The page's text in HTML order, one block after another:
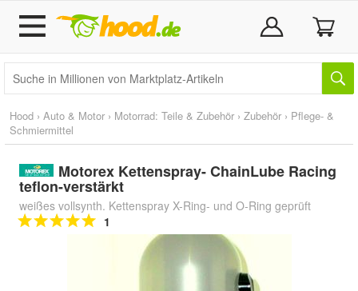
Hood › Auto & Motor › Motorrad: Teile & Zubehör › Zubehör › Pflege- &
Schmiermittel
Motorex Kettenspray- ChainLube Racing
teflon-verstärkt
weißes vollsynth. Kettenspray X-Ring- und O-Ring geprüft
1